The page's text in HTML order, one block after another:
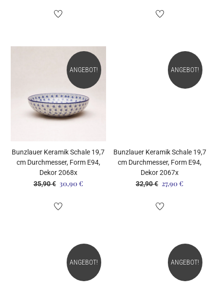
war:
war:
ANGEBOT!
Bunzlauer Keramik Schale 19,7
cm Durchmesser, Form E94,
Dekor 2068x
35,90€ Ursprünglicher
war:
30,90€Aktueller
ANGEBOT!
Bunzlauer Keramik Schale 19,7
cm Durchmesser, Form E94,
Dekor 2067x
32,90€ Ursprünglicher
war:
27,90€Aktueller
ANGEBOT! ANGEBOT!